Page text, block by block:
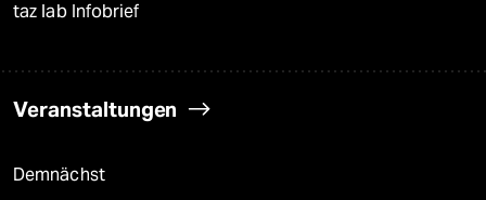
taz lab Infobrief
Veranstaltungen
Demnächst